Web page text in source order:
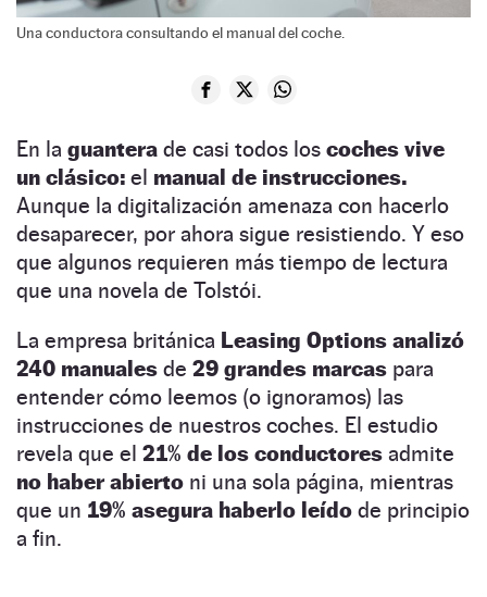
Una conductora consultando el manual del coche.
En la guantera de casi todos los coches vive
un clásico: el manual de instrucciones.
Aunque la digitalización amenaza con hacerlo
desaparecer, por ahora sigue resistiendo. Y eso
que algunos requieren más tiempo de lectura
que una novela de Tolstói.
La empresa británica Leasing Options analizó
240 manuales de 29 grandes marcas para
entender cómo leemos (o ignoramos) las
instrucciones de nuestros coches. El estudio
revela que el 21% de los conductores admite
no haber abierto ni una sola página, mientras
que un 19% asegura haberlo leído de principio
a fin.